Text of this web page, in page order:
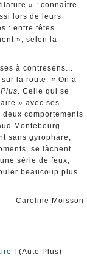
» : connaître
lors de leurs
: entre têtes
», selon la
à contresens...
la route. « On a
. Celle qui se
» avec ses
comportements
Montebourg
sans gyrophare,
se lâchent
série de feux,
beaucoup plus
Caroline Moisson
! (Auto Plus)